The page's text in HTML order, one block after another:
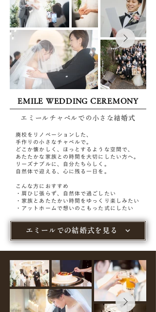
EMILE WEDDING CEREMONY
​エミールチャペルでの小さな結婚式
廃校をリノベーションした、
手作りの小さなチャペルで。
どこか懐かしく、ほっとするような空間で、
あたたかな家族との時間を大切にしたい方へ。
リーズナブルに、自分たちらしく。
自然体で迎える、心に残る一日を。
こんな方におすすめ
・肩ひじ張らず、自然体で過ごしたい
・家族とあたたかい時間をゆっくり楽しみたい
・アットホームで想いのこもった式にしたい
エミールでの結婚式を見る